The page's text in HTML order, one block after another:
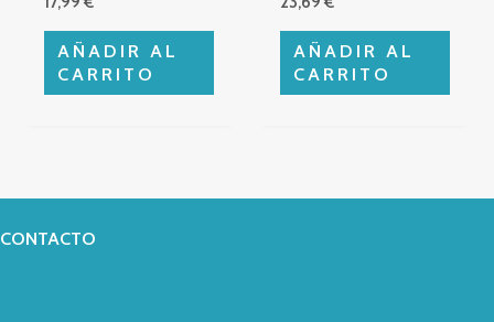
AÑADIR AL
CARRITO
AÑADIR AL
CARRITO
CONTACTO